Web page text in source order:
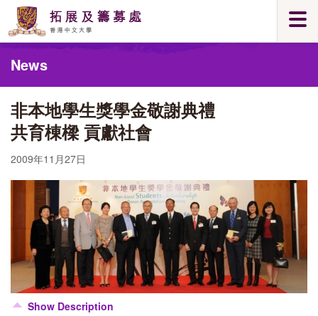
Skip
main
content
News
非本地學生獎學金敬謝典禮
共育棟樑 貢獻社會
2009年11月27日
Show Description